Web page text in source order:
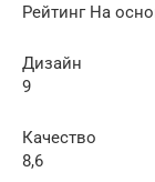
Рейтинг На
Дизайн
9
Качество
8,6